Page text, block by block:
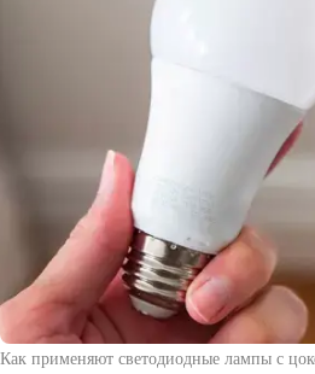
Как применяют светодиодные лампы с